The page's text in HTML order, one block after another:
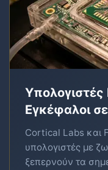
Εγκέφαλοι
Cortical Labs και
υπολογιστές με
ξεπερνούν τα